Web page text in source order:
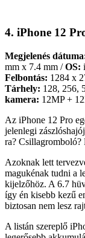
4. iPhone 12
Megjelenés
mm x 7.4 mm /OS:
Felbontás: 1284 x
Tárhely: 128, 256,
kamera: 12MP +
Az iPhone 12 Pro
jelenlegi
ra? Csillagromboló?
Azoknak lett
magukénak tudni a
kijelzőhöz. A 6.7
így én kisebb kezű
biztosan nem lesz
A listán szereplő